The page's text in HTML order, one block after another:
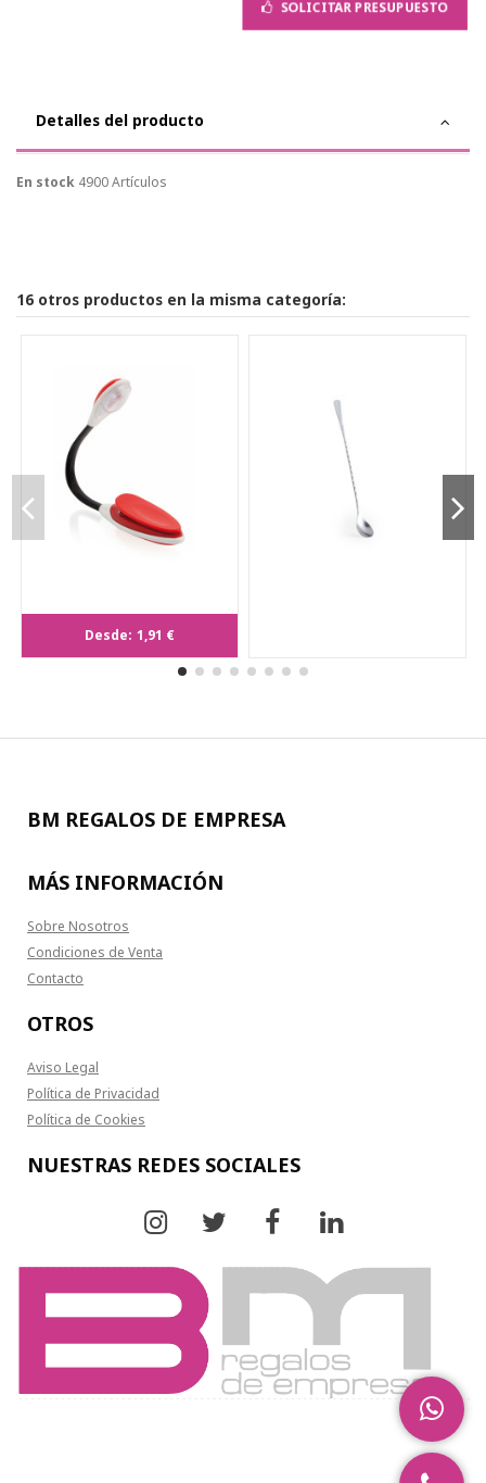
SOLICITAR PRESUPUESTO
Detalles del producto
En stock 4900 Artículos
16 otros productos en la misma categoría:
Desde: 1,91 €
BM REGALOS DE EMPRESA
MÁS INFORMACIÓN
Sobre Nosotros
Condiciones de Venta
Contacto
OTROS
Aviso Legal
Política de Privacidad
Política de Cookies
NUESTRAS REDES SOCIALES